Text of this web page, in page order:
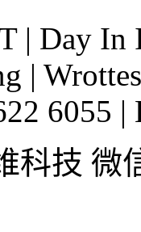
| Day In
|
6055 |
科技 微